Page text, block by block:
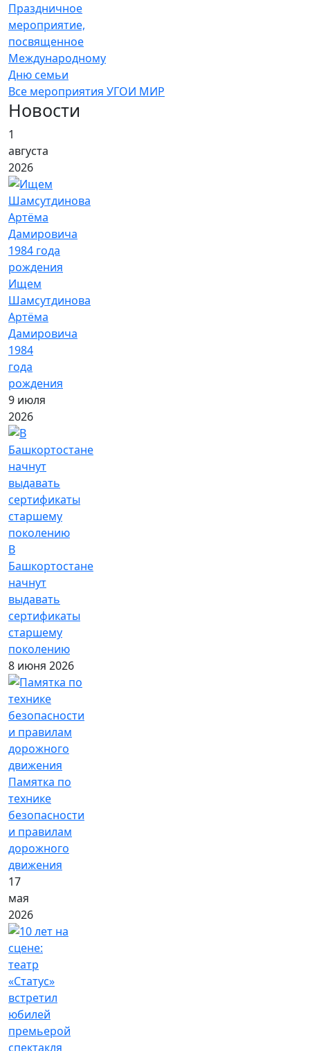
Праздничное
мероприятие,
посвященное
Международному
Дню семьи
Все мероприятия УГОИ МИР
Новости
1
августа
2026
Ищем
Шамсутдинова
Артёма
Дамировича
1984
года
рождения
9 июля
2026
В
Башкортостане
начнут
выдавать
сертификаты
старшему
поколению
8 июня 2026
Памятка по
технике
безопасности
и правилам
дорожного
движения
17
мая
2026